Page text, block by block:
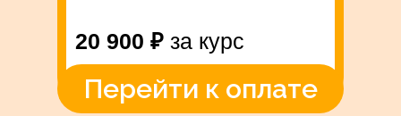
Перейти к оплате
20 900 ₽ за курс